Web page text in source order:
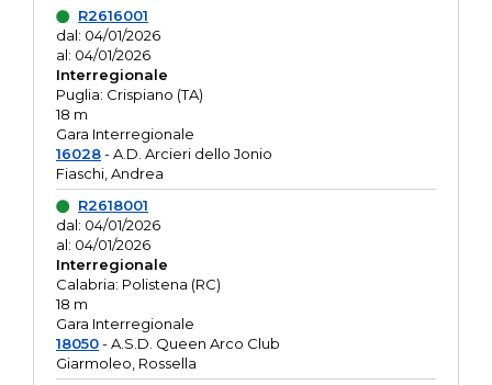
R2616001
dal: 04/01/2026
al: 04/01/2026
Interregionale
Puglia: Crispiano (TA)
18 m
Gara Interregionale
16028- A.D. Arcieri dello Jonio
Fiaschi, Andrea
R2618001
dal: 04/01/2026
al: 04/01/2026
Interregionale
Calabria: Polistena (RC)
18 m
Gara Interregionale
18050- A.S.D. Queen Arco Club
Giarmoleo, Rossella